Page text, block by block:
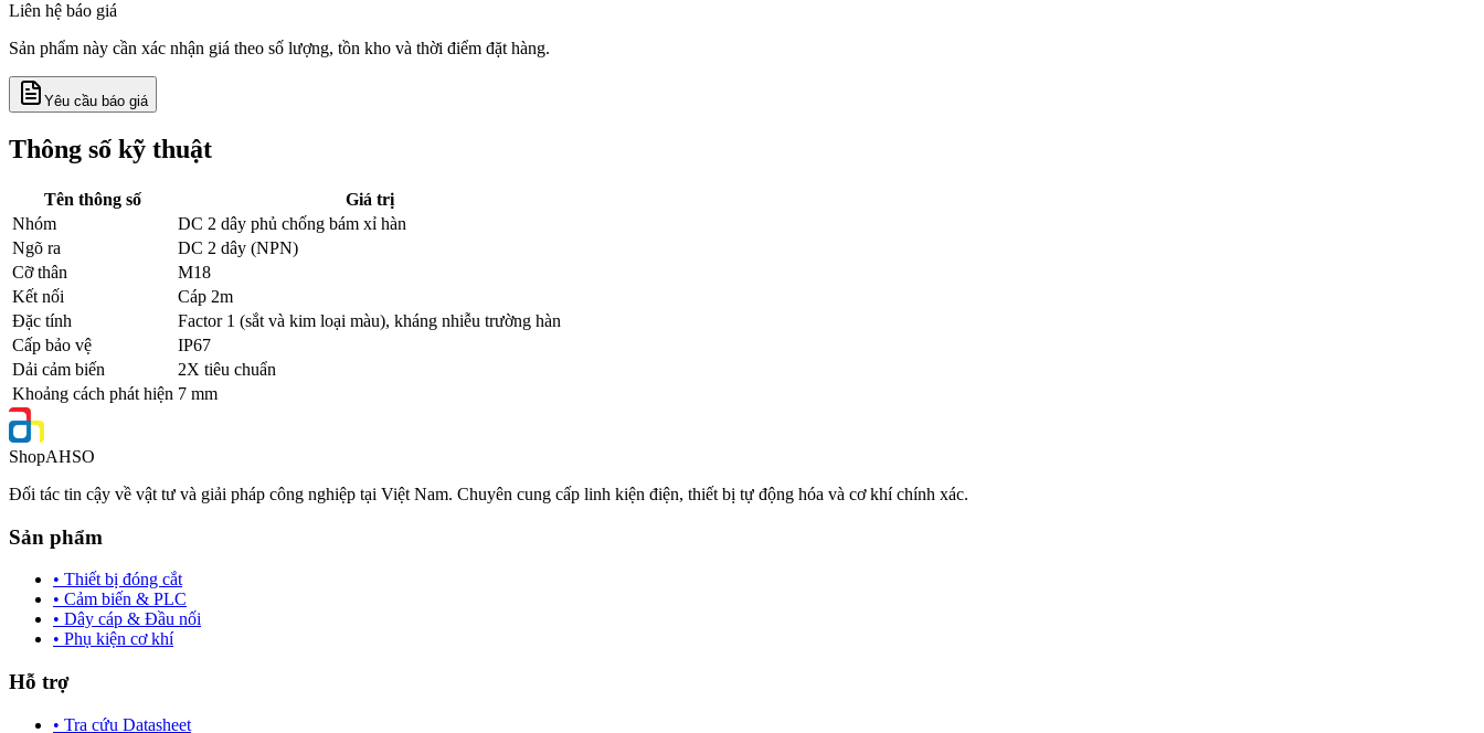
Liên hệ báo giá
Sản phẩm này cần xác nhận giá theo số lượng, tồn kho và thời điểm đặt hàng.
Yêu cầu báo giá
Thông số kỹ thuật
Tên thông số
Giá trị
Nhóm
DC 2 dây phủ chống bám xỉ hàn
Ngõ ra
DC 2 dây (NPN)
Cỡ thân
M18
Kết nối
Cáp 2m
Đặc tính
Factor 1 (sắt và kim loại màu), kháng nhiễu trường hàn
Cấp bảo vệ
IP67
Dải cảm biến
2X tiêu chuẩn
Khoảng cách phát hiện 7 mm
ShopAHSO
Đối tác tin cậy về vật tư và giải pháp công nghiệp tại Việt Nam. Chuyên cung cấp linh kiện điện, thiết bị tự động hóa và cơ khí chính xác.
Sản phẩm
• Thiết bị đóng cắt
• Cảm biến & PLC
• Dây cáp & Đầu nối
• Phụ kiện cơ khí
Hỗ trợ
• Tra cứu Datasheet